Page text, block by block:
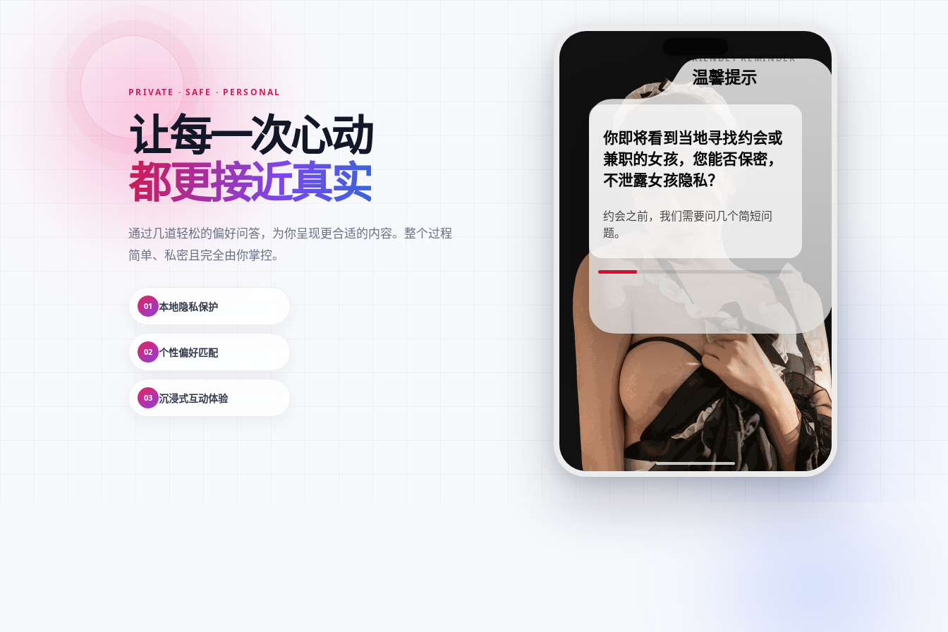
PRIVATE · SAFE · PERSONAL
让每一次心动
都更接近真实
通过几道轻松的偏好问答，为你呈现更合适的内容。整个过程
简单、私密且完全由你掌控。
01 本地隐私保护
02 个性偏好匹配
03 沉浸式互动体验
FRIENDLY REMINDER
温馨提示
你即将看到当地寻找约会或
兼职的女孩，您能否保密，
不泄露女孩隐私？
约会之前，我们需要问几个简短问
题。